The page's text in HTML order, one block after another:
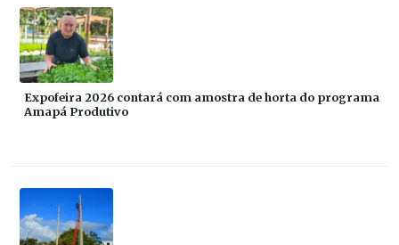
Expofeira 2026 contará com amostra de horta do programa
Amapá Produtivo